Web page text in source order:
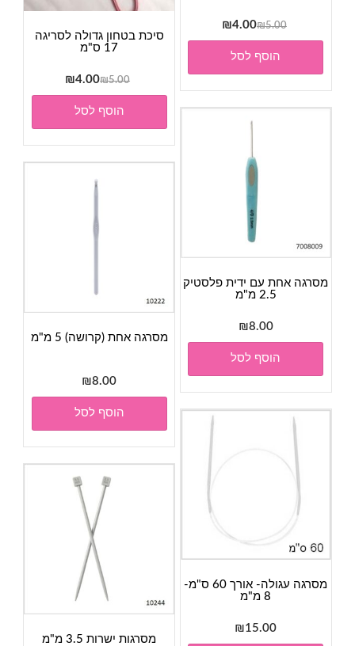
₪5.00
המחיר
המקורי
היה:
₪5.00.
₪4.00
הנוכחי
₪4.00.
הוסף לסל
סיכת בטחון גדולה לסריגה
17 ס"מ
₪5.00
המחיר
המקורי
היה:
₪5.00.
₪4.00
המחיר
הנוכחי
₪4.00.
הוסף לסל
מסרגה אחת עם ידית פלסטיק
2.5 מ"מ
₪8.00
הוסף לסל
מסרגה אחת (קרושה) 5 מ"מ
₪8.00
הוסף לסל
מסרגה עגולה- אורך 60 ס"מ-
8 מ"מ
₪15.00
מסרגות ישרות 3.5 מ"מ